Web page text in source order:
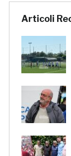
Articoli